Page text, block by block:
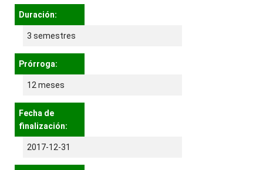
Duración:
3 semestres
Prórroga:
12 meses
Fecha de
finalización:
2017-12-31